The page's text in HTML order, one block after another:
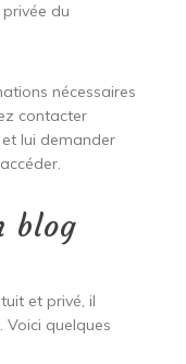
du
nécessaires
contacter
lui demander
blog
et privé, il
Voici quelques